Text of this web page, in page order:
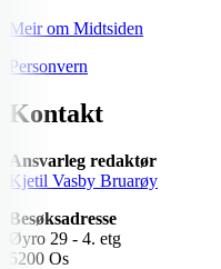
Meir om Midtsiden
Personvern
Kontakt
Ansvarleg redaktør
Kjetil Vasby Bruarøy
Besøksadresse
Øyro 29 - 4. etg
5200 Os